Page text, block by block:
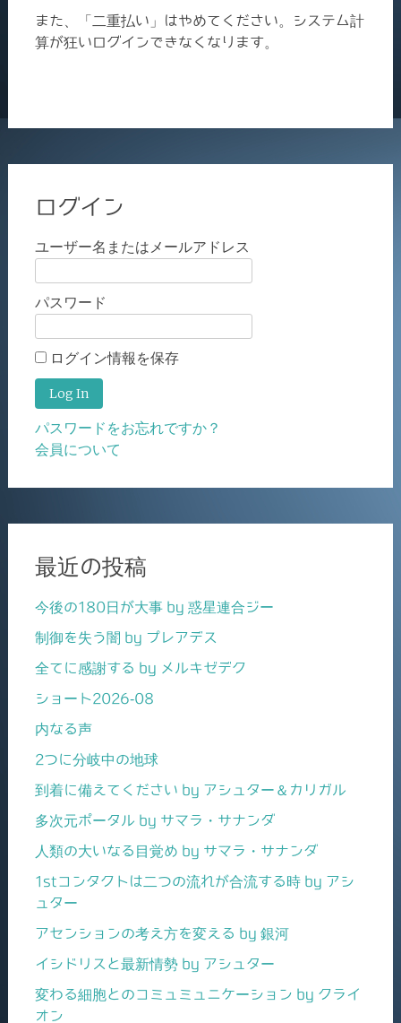
また、「二重払い」はやめてください。システム計
算が狂いログインできなくなります。
ログイン
ユーザー名またはメールアドレス
パスワード
ログイン情報を保存
パスワードをお忘れですか？
会員について
最近の投稿
今後の180日が大事 by 惑星連合ジー
制御を失う闇 by プレアデス
全てに感謝する by メルキゼデク
ショート2026-08
内なる声
2つに分岐中の地球
到着に備えてください by アシュター＆カリガル
多次元ポータル by サマラ・サナンダ
人類の大いなる目覚め by サマラ・サナンダ
1stコンタクトは二つの流れが合流する時 by アシ
ュター
アセンションの考え方を変える by 銀河
イシドリスと最新情勢 by アシュター
変わる細胞とのコミュミュニケーション by クライ
オン